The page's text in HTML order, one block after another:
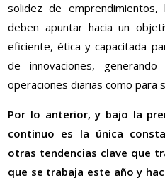
solidez de
deben apuntar hacia un
eficiente, ética y capacitada
de innovaciones,
operaciones diarias como para
Por lo anterior, y bajo la
continuo es la única
otras tendencias clave que
que se trabaja este año y